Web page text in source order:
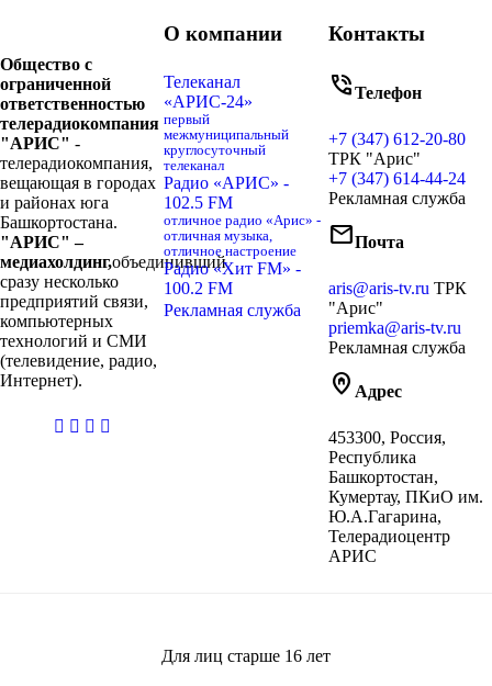
Общество с
ограниченной
ответственностью
телерадиокомпания
"АРИС" -
телерадиокомпания,
вещающая в городах
и районах юга
Башкортостана.
"АРИС" –
медиахолдинг,объединивший
сразу несколько
предприятий связи,
компьютерных
технологий и СМИ
(телевидение, радио,
Интернет).
casibom
О компании
Телеканал
«АРИС-24»
первый
межмуниципальный
круглосуточный
телеканал
Радио «АРИС» -
102.5 FM
отличное радио «Арис» -
отличная музыка,
отличное настроение
Радио «Хит FM» -
100.2 FM
Рекламная служба
Контакты
phone_in_talkТелефон
+7 (347) 612-20-80
ТРК "Арис"
+7 (347) 614-44-24
Рекламная служба
mailПочта
aris@aris-tv.ru ТРК
"Арис"
priemka@aris-tv.ru
Рекламная служба
home_pin Адрес
453300, Россия,
Республика
Башкортостан,
Кумертау, ПКиО им.
Ю.А.Гагарина,
Телерадиоцентр
АРИС
Для лиц старше 16 лет